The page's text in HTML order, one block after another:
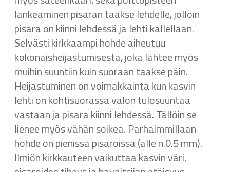
lankeaminen pisaran taakse lehdelle, jolloin
pisara on kiinni lehdessä ja lehti kallellaan.
Selvästi kirkkaampi hohde aiheutuu
kokonaisheijastumisesta, joka lähtee myös
muihin suuntiin kuin suoraan taakse päin.
Heijastuminen on voimakkainta kun kasvin
lehti on kohtisuorassa valon tulosuuntaa
vastaan ja pisara kiinni lehdessä. Tällöin se
lienee myös vähän soikea. Parhaimmillaan
hohde on pienissä pisaroissa (alle n.0.5 mm).
Ilmiön kirkkauteen vaikuttaa kasvin väri,